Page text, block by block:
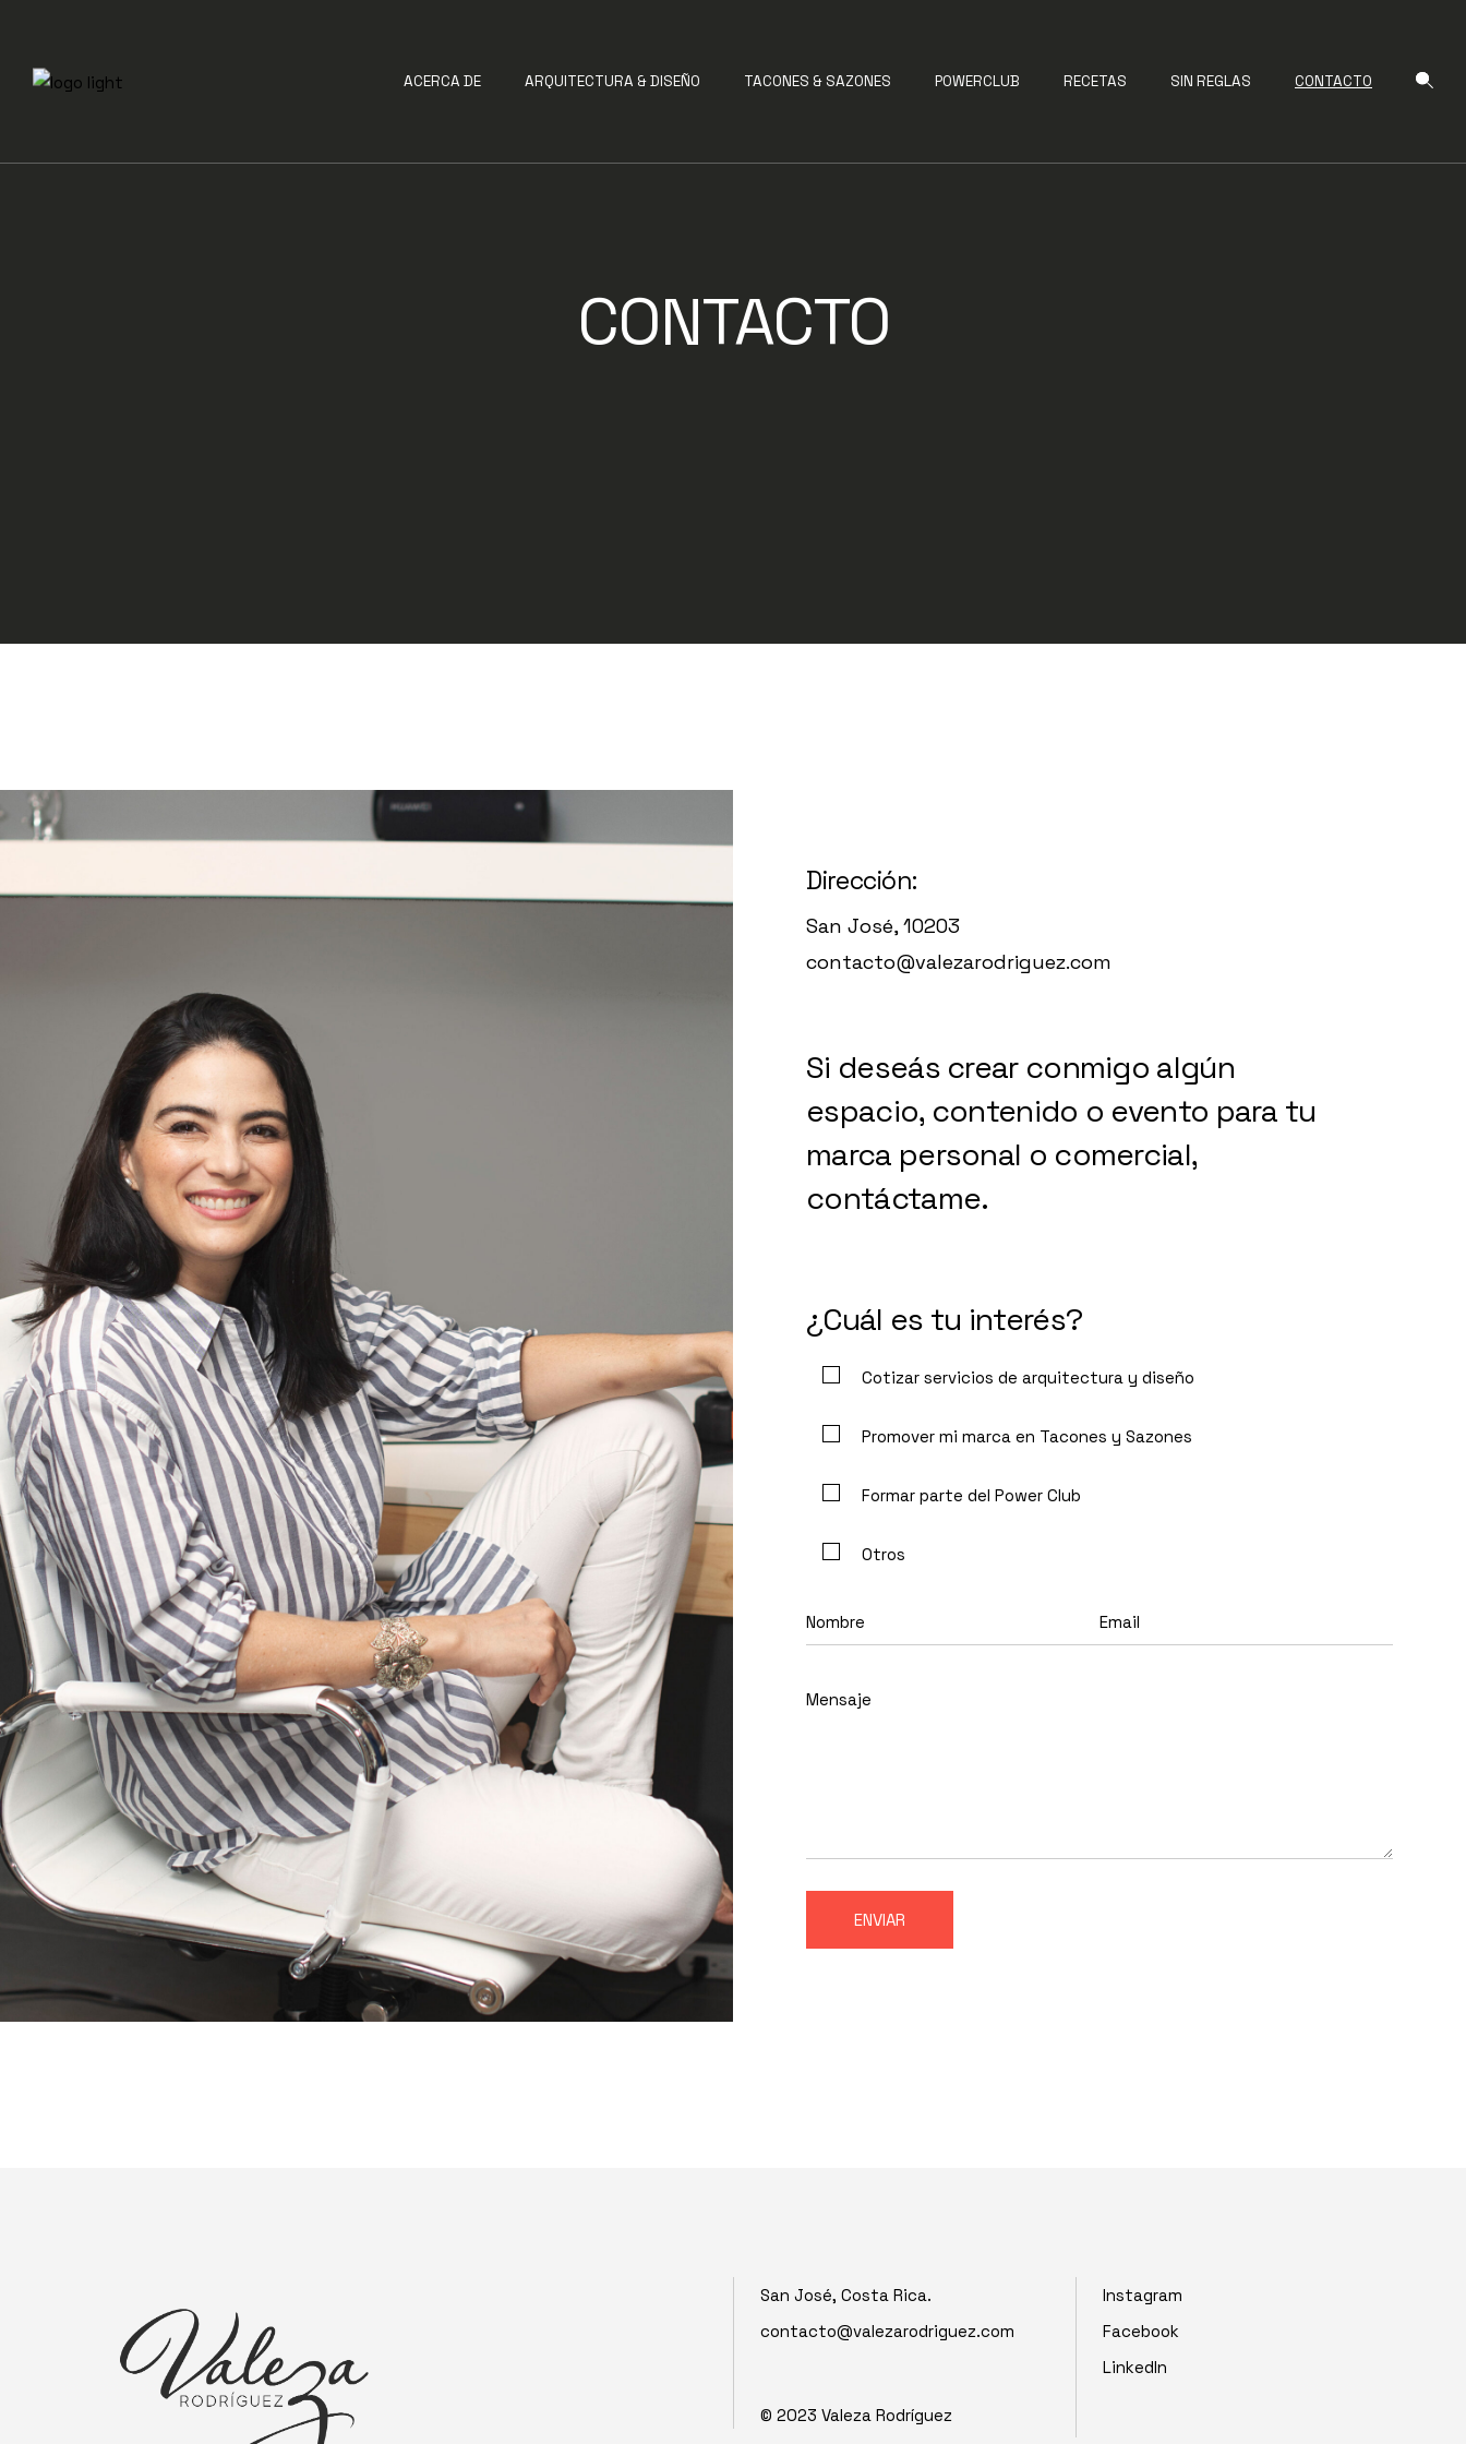
ACERCA DE ARQUITECTURA & DISEÑO TACONES & SAZONES POWERCLUB RECETAS SIN REGLAS CONTACTO
CONTACTO
Dirección:
San José, 10203
contacto@valezarodriguez.com
Si deseás crear conmigo algún
espacio, contenido o evento para tu
marca personal o comercial,
contáctame.
¿Cuál es tu interés?
Cotizar servicios de arquitectura y diseño
Promover mi marca en Tacones y Sazones
Formar parte del Power Club
Otros
ENVIAR
San José, Costa Rica.
contacto@valezarodriguez.com
© 2023 Valeza Rodríguez
Instagram
Facebook
LinkedIn